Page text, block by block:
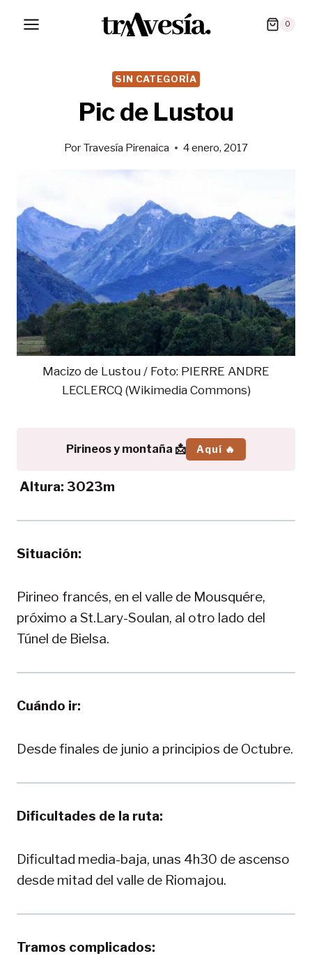
0
SIN CATEGORÍA
Pic de Lustou
Por Travesía Pirenaica 4 enero, 2017
Macizo de Lustou / Foto: PIERRE ANDRE
LECLERCQ (Wikimedia Commons)
Pirineos y montaña 📩 Aquí 🔥
Altura: 3023m
Situación:
Pirineo francés, en el valle de Mousquére,
próximo a St.Lary-Soulan, al otro lado del
Túnel de Bielsa.
Cuándo ir:
Desde finales de junio a principios de Octubre.
Dificultades de la ruta:
Dificultad media-baja, unas 4h30 de ascenso
desde mitad del valle de Riomajou.
Tramos complicados: